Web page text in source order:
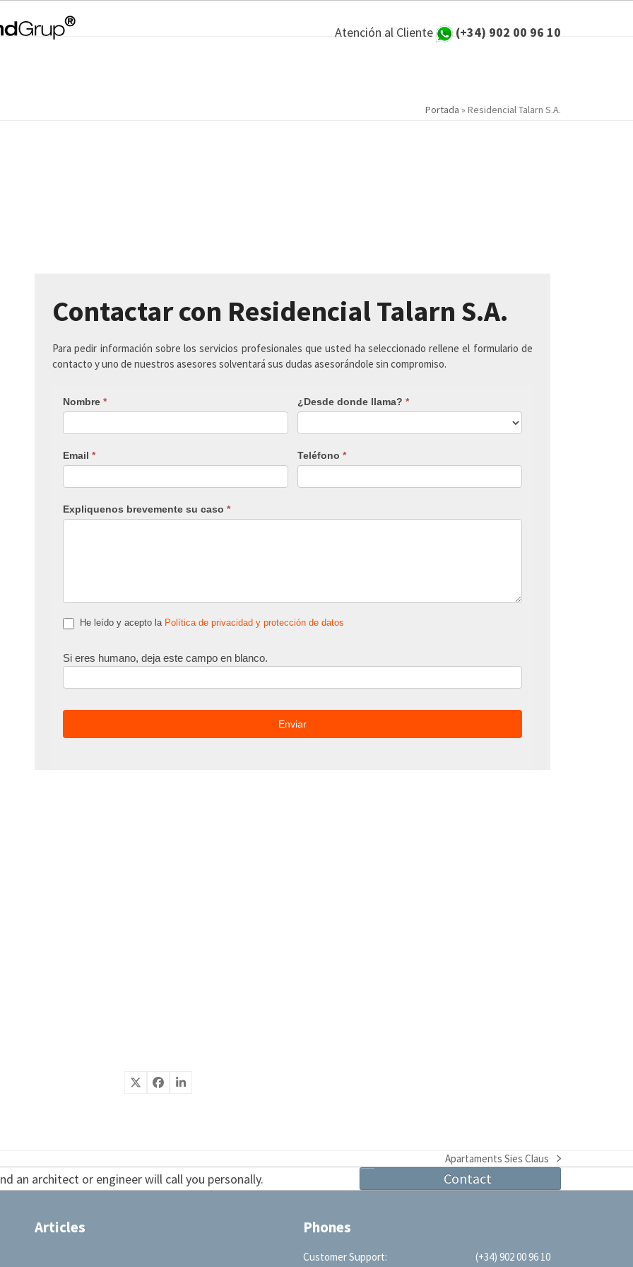
Atención al Cliente (+34) 902 00 96 10
Portada » Residencial Talarn S.A.
Contactar con Residencial Talarn S.A.
Para pedir información sobre los servicios profesionales que usted ha seleccionado rellene el formulario de
contacto y uno de nuestros asesores solventará sus dudas asesorándole sin compromiso.
Nombre * ¿Desde donde llama? *
Email * Teléfono *
Expliquenos brevemente su caso *
He leído y acepto la Política de privacidad y protección de datos
Si eres humano, deja este campo en blanco.
next
post:
Apartaments Sies Claus
an architect or engineer will call you personally. Contact
Articles Phones
Customer Support:
(+34) 902 00 96 10